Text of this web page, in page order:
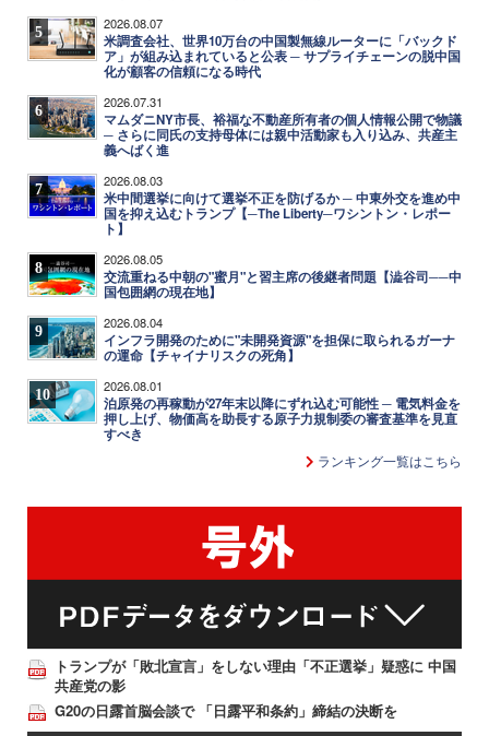
5 2026.08.07
米調査会社、世界10万台の中国製無線ルーターに「バックド
ア」が組み込まれていると公表 ─ サプライチェーンの脱中国
化が顧客の信頼になる時代
6 2026.07.31
マムダニNY市長、裕福な不動産所有者の個人情報公開で物議
─ さらに同氏の支持母体には親中活動家も入り込み、共産主
義へばく進
7 2026.08.03
米中間選挙に向けて選挙不正を防げるか ─ 中東外交を進め中
国を抑え込むトランプ【─The Liberty─ワシントン・レポー
ト】
8 2026.08.05
交流重ねる中朝の"蜜月"と習主席の後継者問題【澁谷司──中
国包囲網の現在地】
9 2026.08.04
インフラ開発のために"未開発資源"を担保に取られるガーナ
の運命【チャイナリスクの死角】
10 2026.08.01
泊原発の再稼動が27年末以降にずれ込む可能性 ─ 電気料金を
押し上げ、物価高を助長する原子力規制委の審査基準を見直
すべき
ランキング一覧はこちら
トランプが「敗北宣言」をしない理由「不正選挙」疑惑に 中国
共産党の影
G20の日露首脳会談で 「日露平和条約」締結の決断を